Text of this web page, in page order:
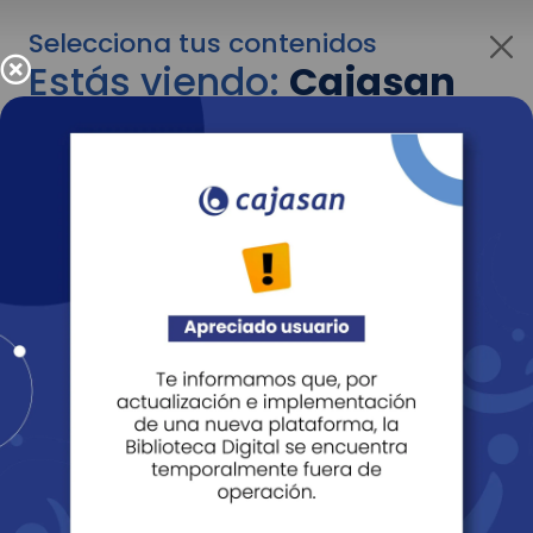
Selecciona tus contenidos
Estás viendo:Cajasan
para personas
Para cambiar al contenido de tu interés más
adelante recuerda utilizar el menú
Entendido